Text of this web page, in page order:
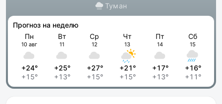
Туман
Прогноз на неделю
Пн
10 авг
+24°
+15°
Вт
11
+25°
+13°
Ср
12
+27°
+15°
Чт
13
+21°
+15°
Пт
14
+17°
+13°
Сб
15
+16°
+11°